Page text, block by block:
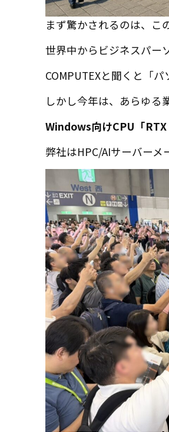
まず驚かされるのは、こ
世界中からビジネスパー
COMPUTEXと聞くと「
しかし今年は、あらゆる
Windows向けCPU「RTX
弊社はHPC/AIサーバーメ